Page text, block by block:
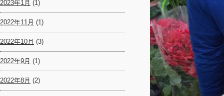
2023年1月 (1)
2022年11月 (1)
2022年10月 (3)
2022年9月 (1)
2022年8月 (2)